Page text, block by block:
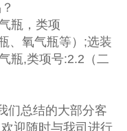
瓶，类项
、氧气瓶等）;选装
瓶,类项号:2.2（二
们总结的大部分客
迎随时与我司进行